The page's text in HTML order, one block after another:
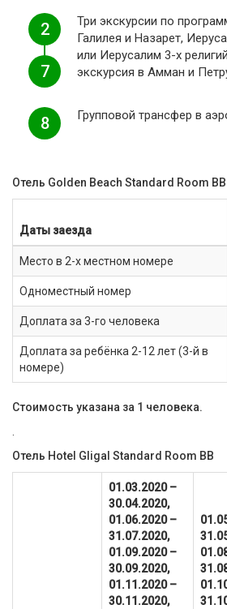
2
7
Три экскурсии по
Галилея и Назарет,
или Иерусалим 3-х
экскурсия в Амман и
8 Групповой трансфер в
Отель Golden Beach Standard Room BB
Даты заезда
Место в 2-х местном номере
Одноместный номер
Доплата за 3-го человека
Доплата за ребёнка 2-12 лет (3-й в
номере)
Стоимость указана за 1 человека.
Отель Hotel Gligal Standard Room BB
01.03.2020 –
30.04.2020,
01.06.2020 –
31.07.2020,
01.09.2020 –
30.09.2020,
01.11.2020 –
30.11.2020,